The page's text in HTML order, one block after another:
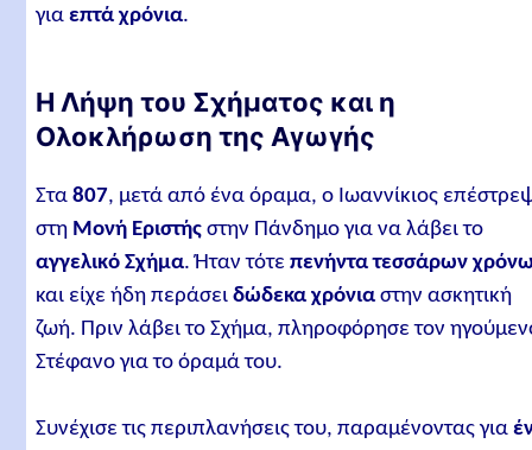
γιαεπτά χρόνια.
Η Λήψη του Σχήματος και η
Ολοκλήρωση της Αγωγής
Στα807, μετά από ένα όραμα, ο Ιωαννίκιος
στη Μονή Εριστής στην Πάνδημο για να λάβει το
αγγελικό Σχήμα. Ήταν τότεπενήντα τεσσάρων
και είχε ήδη περάσειδώδεκα χρόνια στην ασκητική
ζωή. Πριν λάβει το Σχήμα, πληροφόρησε τον
Στέφανο για το όραμά του.
Συνέχισε τις περιπλανήσεις του, παραμένοντας για